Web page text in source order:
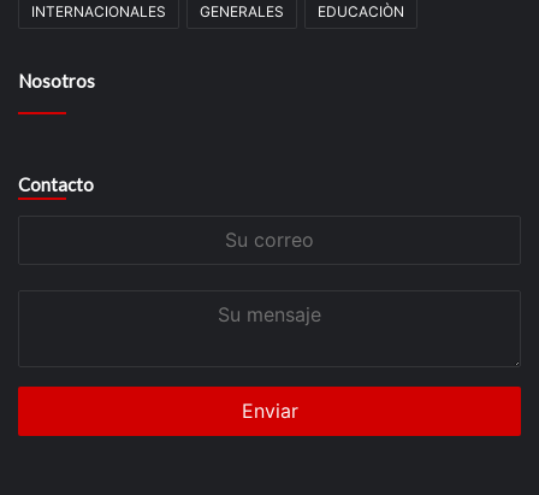
INTERNACIONALES GENERALES EDUCACIÒN
Nosotros
Contacto